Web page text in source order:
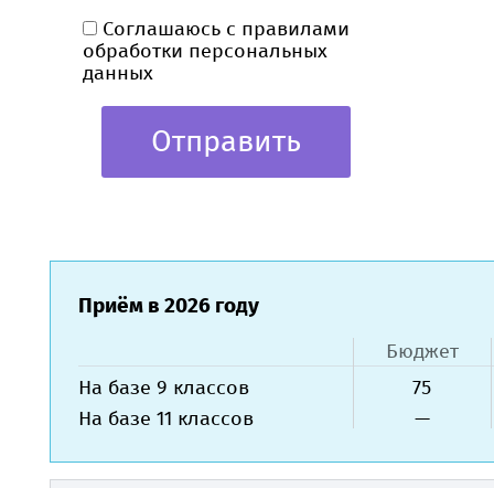
Соглашаюсь с правилами
обработки персональных
данных
Приём в 2026 году
На базе 9 классов
На базе 11 классов
Бюджет
75
—